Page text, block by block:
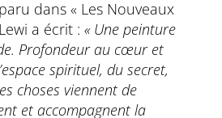
dans « Les Nouveaux
a écrit : « Une peinture
Profondeur au cœur et
spirituel, du secret,
choses viennent de
et accompagnent la